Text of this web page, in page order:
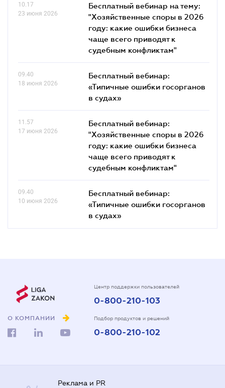
10.17
23 июня 2026
Бесплатный вебинар на тему:
"Хозяйственные споры в 2026
году: какие ошибки бизнеса
чаще всего приводят к
судебным конфликтам"
09.40
18 июня 2026
Бесплатный вебинар:
«Типичные ошибки госорганов
в судах»
11.57
17 июня 2026
Бесплатный вебинар:
"Хозяйственные споры в 2026
году: какие ошибки бизнеса
чаще всего приводят к
судебным конфликтам"
09.40
10 июня 2026
Бесплатный вебинар:
«Типичные ошибки госорганов
в судах»
О КОМПАНИИ
Центр поддержки пользователей
0-800-210-103
Подбор продуктов и решений
0-800-210-102
Реклама и PR